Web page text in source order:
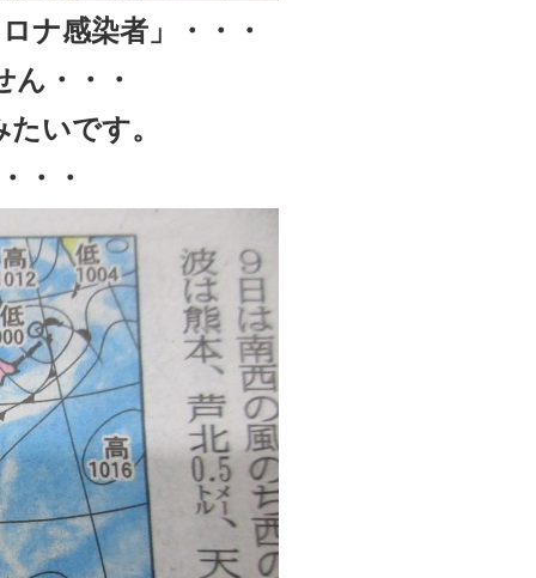
ナ感染者」・・・
・・・
いです。
・・